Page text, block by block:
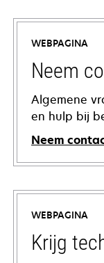
WEBPAGINA
Neem
Algemene
en hulp bij
Neem
WEBPAGINA
Krijg